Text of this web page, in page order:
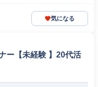
気になる
ー【未経験 】20代活